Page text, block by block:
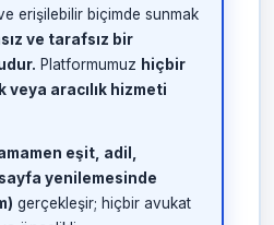
erişilebilir biçimde sunmak
ve tarafsız bir
Platformumuz hiçbir
veya aracılık hizmeti
eşit, adil,
sayfa yenilemesinde
gerçekleşir; hiçbir avukat